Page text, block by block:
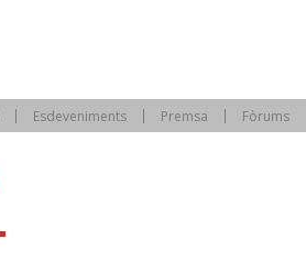
Esdeveniments Premsa Fòrums